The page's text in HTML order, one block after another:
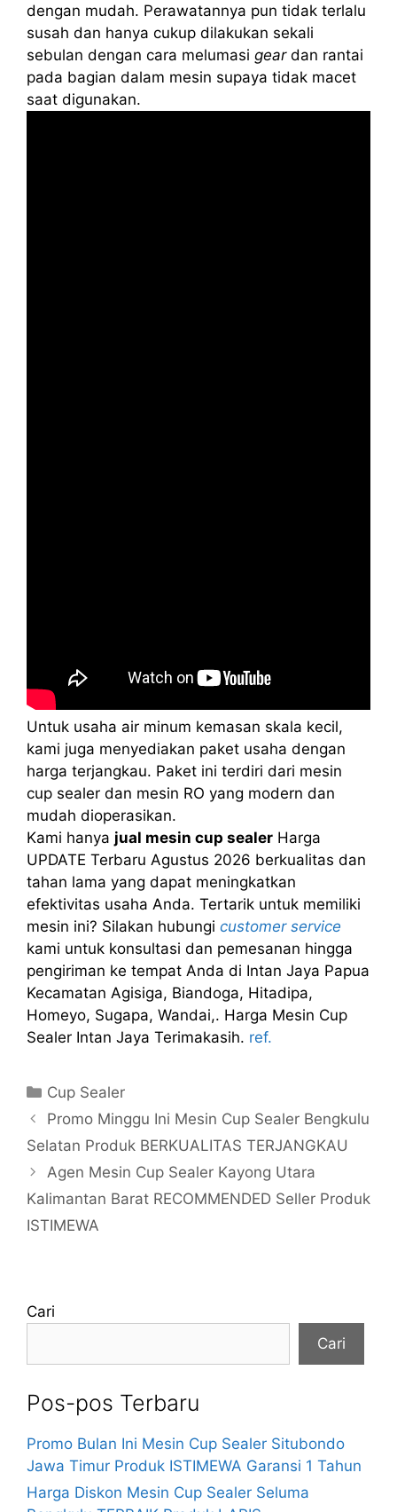
dengan mudah. Perawatannya pun tidak terlalu
susah dan hanya cukup dilakukan sekali
sebulan dengan cara melumasi geardan rantai
pada bagian dalam mesin supaya tidak macet
saat digunakan.
Untuk usaha air minum kemasan skala kecil,
kami juga menyediakan paket usaha dengan
harga terjangkau. Paket ini terdiri dari mesin
cup sealer dan mesin RO yang modern dan
mudah dioperasikan.
Kami hanya jual mesin cup sealer Harga
UPDATE Terbaru Agustus 2026 berkualitas dan
tahan lama yang dapat meningkatkan
efektivitas usaha Anda. Tertarik untuk memiliki
mesin ini? Silakan hubungi customer service
kami untuk konsultasi dan pemesanan hingga
pengiriman ke tempat Anda di Intan Jaya Papua
Kecamatan Agisiga, Biandoga, Hitadipa,
Homeyo, Sugapa, Wandai,. Harga Mesin Cup
Sealer Intan Jaya Terimakasih. ref.
Kategori
Cup Sealer
Promo Minggu Ini Mesin Cup Sealer Bengkulu
Selatan Produk BERKUALITAS TERJANGKAU
Agen Mesin Cup Sealer Kayong Utara
Kalimantan Barat RECOMMENDED Seller Produk
ISTIMEWA
Cari
Cari
Pos-pos Terbaru
Promo Bulan Ini Mesin Cup Sealer Situbondo
Jawa Timur Produk ISTIMEWA Garansi 1 Tahun
Harga Diskon Mesin Cup Sealer Seluma